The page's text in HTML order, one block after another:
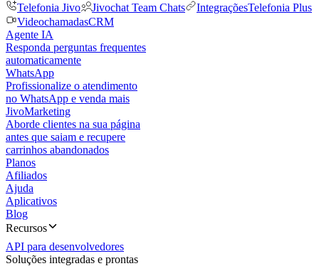
Telefonia Jivo
Jivochat Team Chats IntegraçõesTelefonia Plus
VideochamadasCRM
Agente IA
Responda perguntas frequentes
automaticamente
WhatsApp
Profissionalize o atendimento
no WhatsApp e venda mais
JivoMarketing
Aborde clientes na sua página
antes que saiam e recupere
carrinhos abandonados
Planos
Afiliados
Ajuda
Aplicativos
Blog
Recursos
API para desenvolvedores
Soluções integradas e prontas